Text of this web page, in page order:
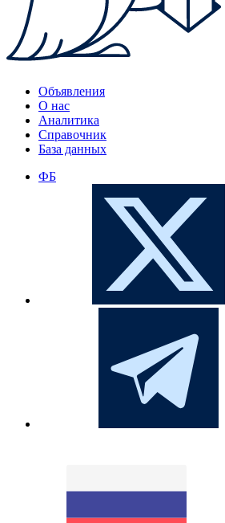
Объявления
О нас
Аналитика
Справочник
База данных
ФБ